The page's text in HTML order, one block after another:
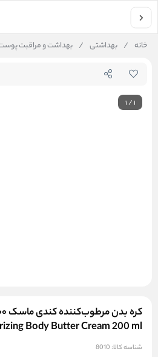
خانه / بهداشتی / بهداشت و مراقبت
1/1
Body Butter Cream 200 ml
شناسه کالا: 8010